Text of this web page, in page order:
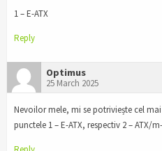
1 – E-ATX
Reply
Optimus
25 March 2025
Nevoilor mele, mi se potriviește cel
punctele 1 – E-ATX, respectiv 2 – ATX/